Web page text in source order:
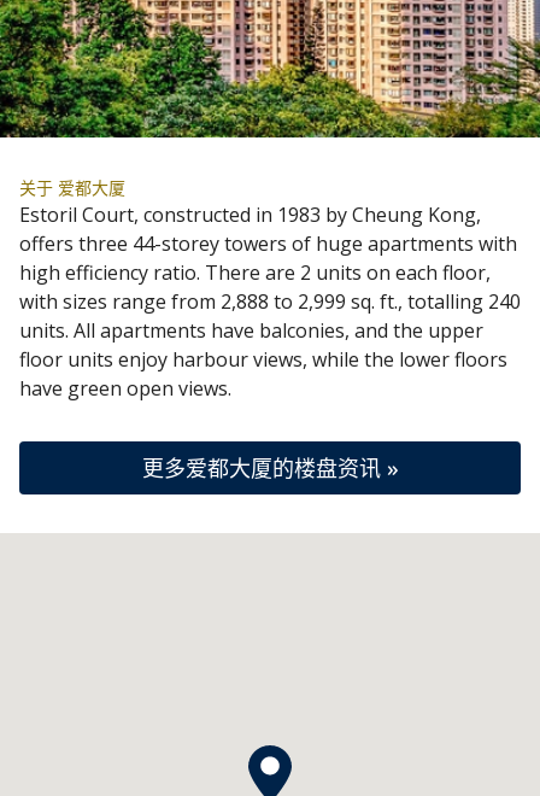
关于 爱都大厦
Estoril Court, constructed in 1983 by Cheung Kong,
offers three 44-storey towers of huge apartments with
high efficiency ratio. There are 2 units on each floor,
with sizes range from 2,888 to 2,999 sq. ft., totalling 240
units. All apartments have balconies, and the upper
floor units enjoy harbour views, while the lower floors
have green open views.
更多爱都大厦的楼盘资讯 »